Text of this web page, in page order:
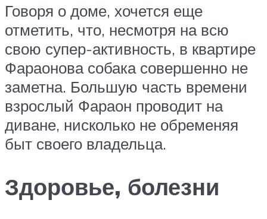
Говоря о доме, хочется еще
отметить, что, несмотря на всю
свою супер-активность, в квартире
Фараонова собака совершенно не
заметна. Большую часть времени
взрослый Фараон проводит на
диване, нисколько не обременяя
быт своего владельца.
Здоровье, болезни